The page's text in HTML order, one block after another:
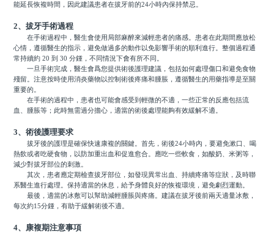
能延長恢複時間，因此建議患者在拔牙前的24小時內保持禁忌。
2、拔牙手術過程
在手術過程中，醫生會使用局部麻醉來減輕患者的痛感。患者在此期間應放松
心情，遵循醫生的指示，避免做過多的動作以免影響手術的順利進行。整個過程通
常持續約 20 到 30 分鍾，不同情況下會有所不同。
一旦手術完成，醫生會爲您提供術後護理建議，包括如何處理傷口和避免食物
殘留。注意按時使用消炎藥物以控制術後疼痛和腫脹，遵循醫生的用藥指導是至關
重要的。
在手術的過程中，患者也可能會感受到輕微的不適，一些正常的反應包括流
血、腫脹等；此時無需過分擔心，適當的術後處理能夠有效緩解不適。
3、術後護理要求
拔牙後的護理是確保快速康複的關鍵。首先，術後24小時內，要避免漱口、喝
熱飲或者吃硬食物，以防加重出血和促進愈合。應吃一些軟食，如酸奶、米粥等，
減少對拔牙部位的刺激。
其次，患者應定期檢查拔牙部位，如發現異常出血、持續疼痛等症狀，及時聯
系醫生進行處理。保持適當的休息，給予身體良好的恢複環境，避免劇烈運動。
最後，適當的冰敷可以幫助減輕腫脹與疼痛。建議在拔牙後前兩天適量冰敷，
每次約15分鍾，有助于緩解術後不適。
4、康複期注意事項